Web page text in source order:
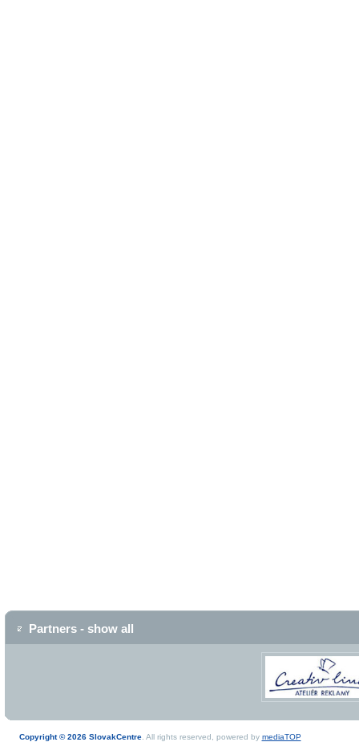
Partners - show all
Copyright © 2026 SlovakCentre. All rights reserved, powered by mediaTOP